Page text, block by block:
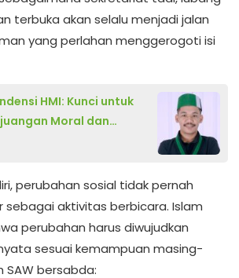
terbuka akan selalu menjadi jalan
yang perlahan menggerogoti isi
HMI: Kunci untuk
Moral dan
perubahan sosial tidak pernah
sebagai aktivitas berbicara. Islam
perubahan harus diwujudkan
sesuai kemampuan masing-
SAW bersabda: